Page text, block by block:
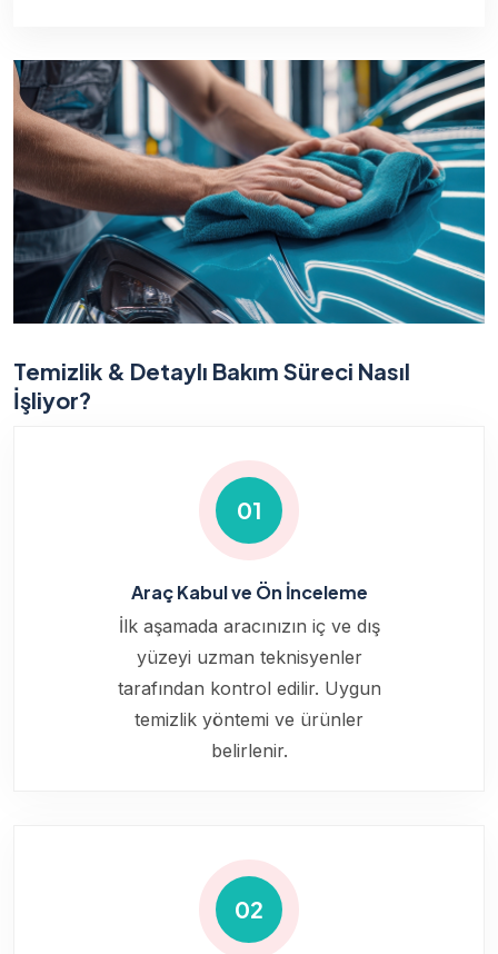
Temizlik & Detaylı Bakım Süreci Nasıl
İşliyor?
01
Araç Kabul ve Ön İnceleme
İlk aşamada aracınızın iç ve dış
yüzeyi uzman teknisyenler
tarafından kontrol edilir. Uygun
temizlik yöntemi ve ürünler
belirlenir.
02